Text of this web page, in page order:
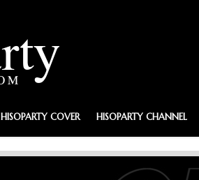
HISOPARTY COVER HISOPARTY CHANNEL